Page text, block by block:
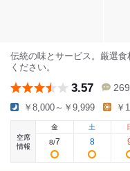
伝統の味とサービス。厳選
ください。
3.57 269
￥8,000～￥9,999 ￥
空席
情報
金
8/7
土
8